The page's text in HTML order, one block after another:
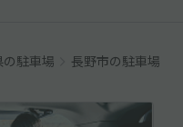
の駐車場 長野市の駐車場